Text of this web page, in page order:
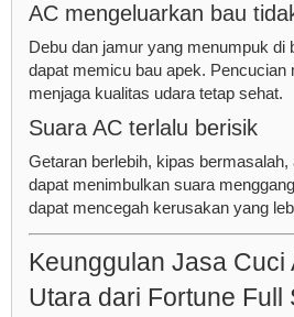
AC mengeluarkan bau
Debu dan jamur yang menumpuk di
dapat memicu bau apek. Pencucian
menjaga kualitas udara tetap sehat.
Suara AC terlalu berisik
Getaran berlebih, kipas
dapat menimbulkan suara
dapat mencegah kerusakan yang
Keunggulan Jasa Cuci
Utara dari Fortune Full